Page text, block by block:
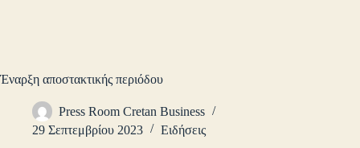
Έναρξη αποστακτικής περιόδου
Press Room Cretan Business
29 Σεπτεμβρίου 2023
Ειδήσεις